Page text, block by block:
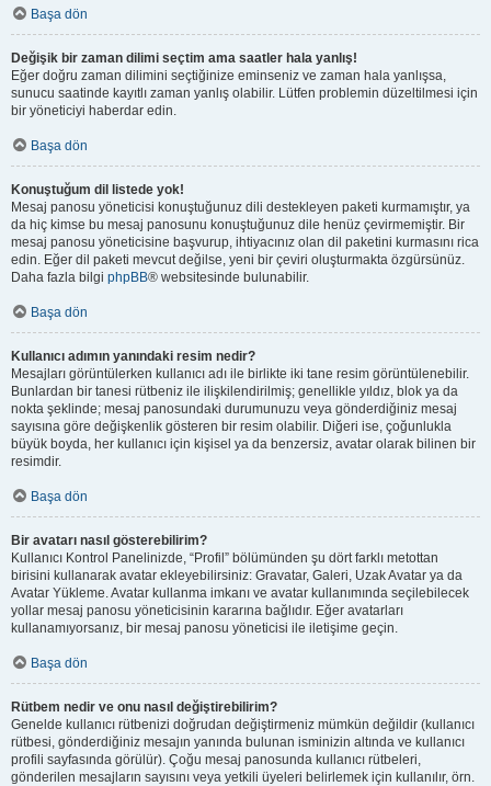
Başa dön
Değişik bir zaman dilimi seçtim ama saatler hala yanlış!
Eğer doğru zaman dilimini seçtiğinize eminseniz ve zaman hala yanlışsa,
sunucu saatinde kayıtlı zaman yanlış olabilir. Lütfen problemin düzeltilmesi için
bir yöneticiyi haberdar edin.
Başa dön
Konuştuğum dil listede yok!
Mesaj panosu yöneticisi konuştuğunuz dili destekleyen paketi kurmamıştır, ya
da hiç kimse bu mesaj panosunu konuştuğunuz dile henüz çevirmemiştir. Bir
mesaj panosu yöneticisine başvurup, ihtiyacınız olan dil paketini kurmasını rica
edin. Eğer dil paketi mevcut değilse, yeni bir çeviri oluşturmakta özgürsünüz.
Daha fazla bilgi phpBB® websitesinde bulunabilir.
Başa dön
Kullanıcı adımın yanındaki resim nedir?
Mesajları görüntülerken kullanıcı adı ile birlikte iki tane resim görüntülenebilir.
Bunlardan bir tanesi rütbeniz ile ilişkilendirilmiş; genellikle yıldız, blok ya da
nokta şeklinde; mesaj panosundaki durumunuzu veya gönderdiğiniz mesaj
sayısına göre değişkenlik gösteren bir resim olabilir. Diğeri ise, çoğunlukla
büyük boyda, her kullanıcı için kişisel ya da benzersiz, avatar olarak bilinen bir
resimdir.
Başa dön
Bir avatarı nasıl gösterebilirim?
Kullanıcı Kontrol Panelinizde, “Profil” bölümünden şu dört farklı metottan
birisini kullanarak avatar ekleyebilirsiniz: Gravatar, Galeri, Uzak Avatar ya da
Avatar Yükleme. Avatar kullanma imkanı ve avatar kullanımında seçilebilecek
yollar mesaj panosu yöneticisinin kararına bağlıdır. Eğer avatarları
kullanamıyorsanız, bir mesaj panosu yöneticisi ile iletişime geçin.
Başa dön
Rütbem nedir ve onu nasıl değiştirebilirim?
Genelde kullanıcı rütbenizi doğrudan değiştirmeniz mümkün değildir (kullanıcı
rütbesi, gönderdiğiniz mesajın yanında bulunan isminizin altında ve kullanıcı
profili sayfasında görülür). Çoğu mesaj panosunda kullanıcı rütbeleri,
gönderilen mesajların sayısını veya yetkili üyeleri belirlemek için kullanılır, örn.